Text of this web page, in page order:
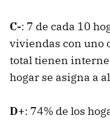
C-: 7 de cada 10
viviendas con uno
total tienen
hogar se asigna a
D+: 74% de los